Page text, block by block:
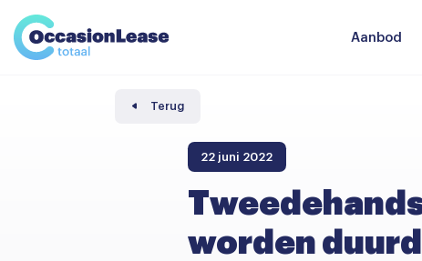
Aanbod
Leasevoorwaarden
Veelgestelde vragen
Nieuws en tips
Vergelijker
Terug
22 juni 2022
worden